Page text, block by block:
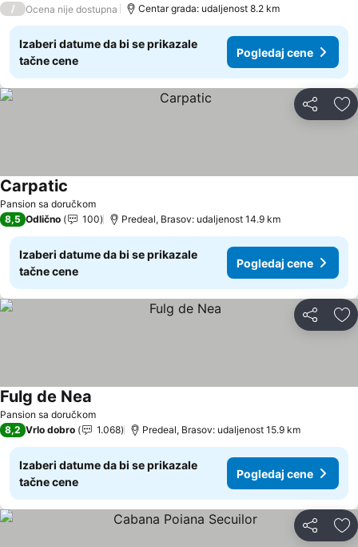
/ Ocena nije dostupna Centar grada: udaljenost 8.2 km
Izaberi datume da bi se prikazale
tačne cene
Pogledaj cene
Deli
Pansion sa doručkom
Carpatic
8,5 Odlično 100 Predeal, Brasov: udaljenost 14.9 km
Izaberi datume da bi se prikazale
tačne cene
Pogledaj cene
Deli
Pansion sa doručkom
Fulg de Nea
8,2 Vrlo dobro 1.068 Predeal, Brasov: udaljenost 15.9 km
Izaberi datume da bi se prikazale
tačne cene
Pogledaj cene
Deli